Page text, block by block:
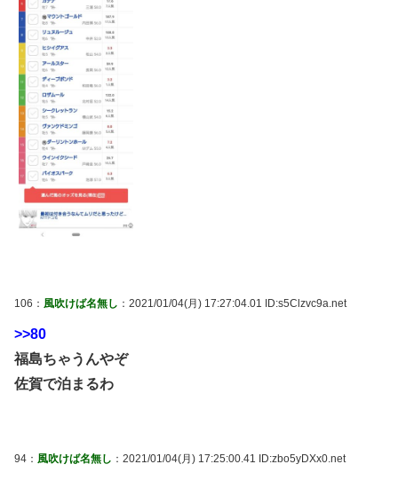
106： 風吹けば名無し ：2021/01/04(月) 17:27:04.01 ID:s5Clzvc9a.net
>>80
福島ちゃうんやぞ
佐賀で泊まるわ
94： 風吹けば名無し ：2021/01/04(月) 17:25:00.41 ID:zbo5yDXx0.net